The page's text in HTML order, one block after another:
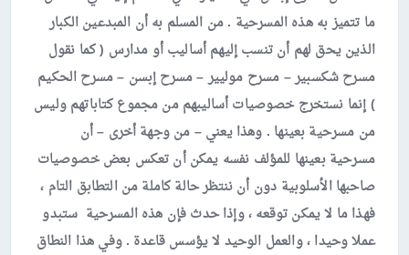
ما تتميز به هذه المسرحية . من المسلم به أن المبدعين الكبار
الذين يحق لهم أن تنسب إليهم أساليب أو مدارس ( كما نقول
مسرح شكسبير – مسرح موليير – مسرح إبسن – مسرح الحكيم
) إنما نستخرج خصوصيات أساليبهم من مجموع كتاباتهم وليس
من مسرحية بعينها . وهذا يعني – من وجهة أخرى – أن
مسرحية بعينها للمؤلف نفسه يمكن أن تعكس بعض خصوصيات
صاحبها الأسلوبية دون أن ننتظر حالة كاملة من التطابق التام ،
فهذا ما لا يمكن توقعه ، وإذا حدث فإن هذه المسرحية ستبدو
عملا وحيدا ، والعمل الوحيد لا يؤسس قاعدة . وفي هذا النطاق